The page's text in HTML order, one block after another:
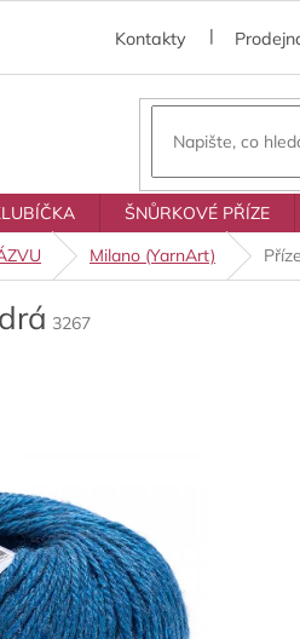
Kontakty
ŠNŮRKOVÉ PŘÍZE
Milano (YarnArt)
3267